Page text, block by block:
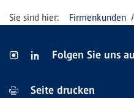
Firmenkunden
Folgen Sie uns
Seite drucken